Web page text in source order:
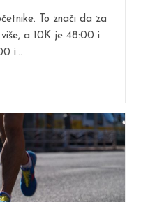
To znači da za
a 10K je 48:00 i
i…